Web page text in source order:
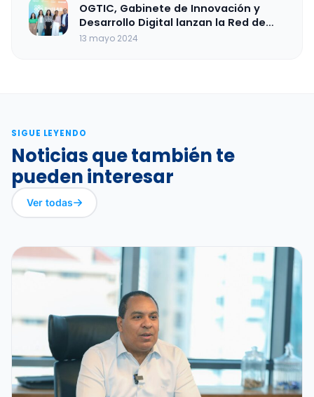
OGTIC, Gabinete de Innovación y
Desarrollo Digital lanzan la Red de
Laboratorios de Innovación en el
13 mayo 2024
SIGUE LEYENDO
Noticias que también te
pueden interesar
Ver todas